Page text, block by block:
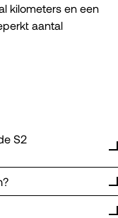
kilometers en een
aantal
S2